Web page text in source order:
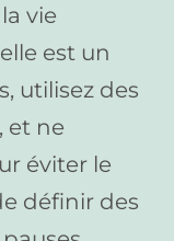
vie
est un
utilisez des
et ne
éviter le
définir des